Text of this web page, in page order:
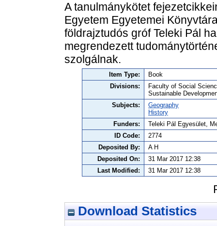
A tanulmánykötet
Egyetem Egyetemei
földrajztudós gróf Teleki Pál
megrendezett
szolgálnak.
Item Type:
Book
Divisions:
Faculty of Social
Sustainable
Subjects:
Geography
History
Funders:
Teleki Pál Egyesület,
ID Code:
2774
Deposited By:
A H
Deposited On:
31 Mar 2017 12:38
Last Modified:
31 Mar 2017 12:38
Download Statistics